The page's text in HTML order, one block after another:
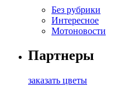
Без рубрики
Интересное
Мотоновости
Партнеры
заказать цветы